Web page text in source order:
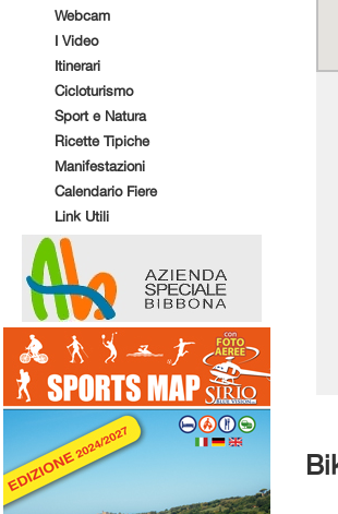
Webcam
I Video
Itinerari
Cicloturismo
Sport e Natura
Ricette Tipiche
Manifestazioni
Calendario Fiere
Link Utili